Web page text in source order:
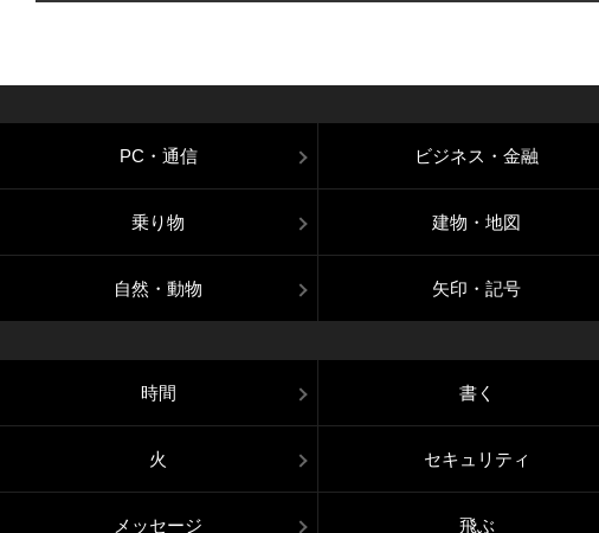
PC・通信 ビジネス・金融
乗り物 建物・地図
自然・動物 矢印・記号
時間 書く
火 セキュリティ
メッセージ 飛ぶ